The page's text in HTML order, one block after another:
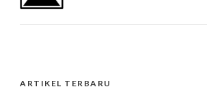
ARTIKEL TERBARU